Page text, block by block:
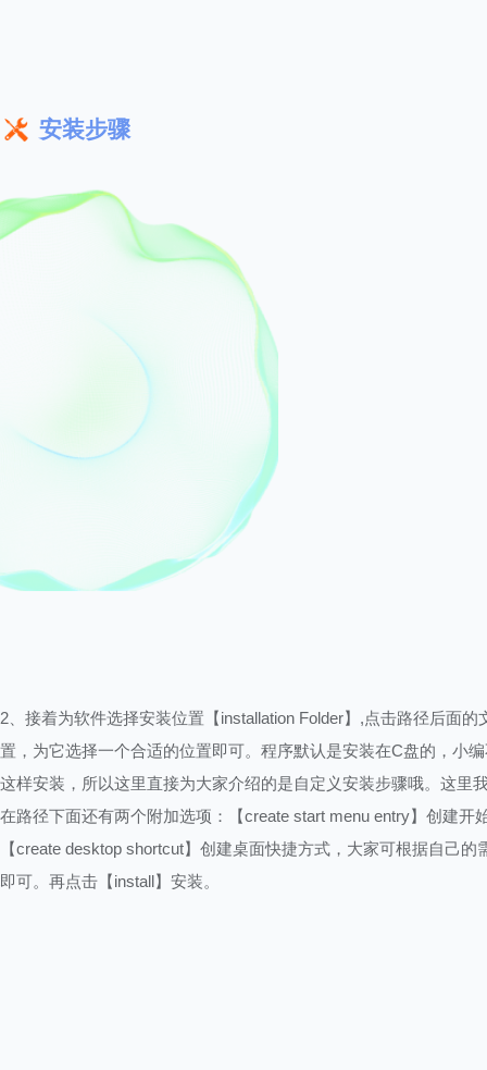
安装步骤
2、接着为软件选择安装位置【installation Folder】,点击路径后面的
置，为它选择一个合适的位置即可。程序默认是安装在C盘的，小
这样安装，所以这里直接为大家介绍的是自定义安装步骤哦。这里
在路径下面还有两个附加选项：【create start menu entry】创建开
【create desktop shortcut】创建桌面快捷方式，大家可根据自己的
即可。再点击【install】安装。